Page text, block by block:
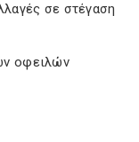
σε στέγαση
οφειλών